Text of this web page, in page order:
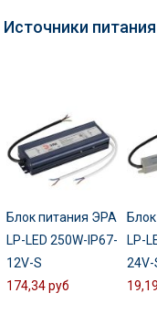
Источники
Блок питания ЭРА
LP-LED 250W-IP67-
12V-S
174,34 руб
LP-
24V-